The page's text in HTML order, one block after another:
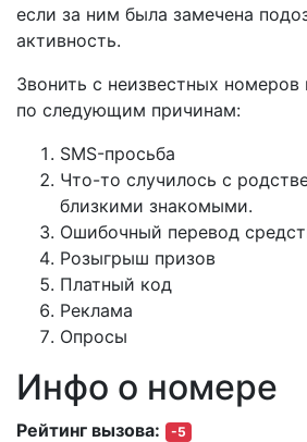
если за ним была замечена
активность.
Звонить с неизвестных
по следующим причинам:
SMS-просьба
Что-то случилось с
близкими знакомыми.
Ошибочный перевод
Розыгрыш призов
Платный код
Реклама
Опросы
Инфо о номере
Рейтинг вызова: -5